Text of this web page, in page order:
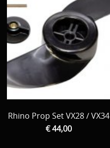
Rhino Prop Set VX28 / VX34
€ 44,00